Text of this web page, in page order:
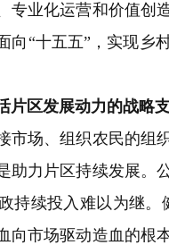
专业化运营和价值创
向“十五五”，实现乡
区发展动力的战略
场、组织农民的组织
助力片区持续发展。
持续投入难以为继
向市场驱动造血的根